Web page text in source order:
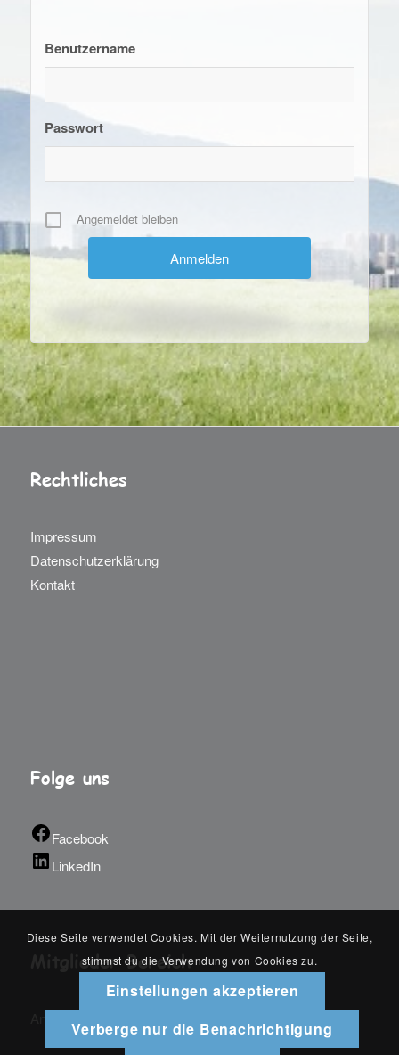
Benutzername
Passwort
Angemeldet bleiben
Rechtliches
Impressum
Datenschutzerklärung
Kontakt
Folge uns
Facebook
LinkedIn
Mitglieder Bereich
Diese Seite verwendet Cookies. Mit der Weiternutzung der Seite,
stimmst du die Verwendung von Cookies zu.
Einstellungen akzeptieren
Verberge nur die Benachrichtigung